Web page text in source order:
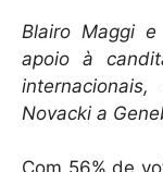
at
s
A
p
Blairo Maggi e
apoio à
Novacki a